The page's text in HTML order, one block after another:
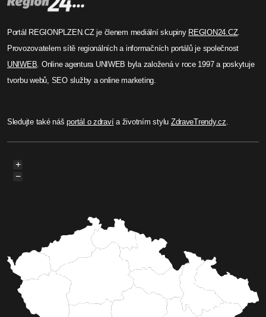
Portál REGIONPLZEN.CZ je členem mediální skupiny REGION24.CZ.
Provozovatelem sítě regionálních a informačních portálů je společnost
UNIWEB . Online agentura UNIWEB byla založená v roce 1997 a poskytuje
tvorbu webů, SEO služby a online marketing.
Sledujte také nášportál o zdravía životním stylu ZdraveTrendy.cz
+
−